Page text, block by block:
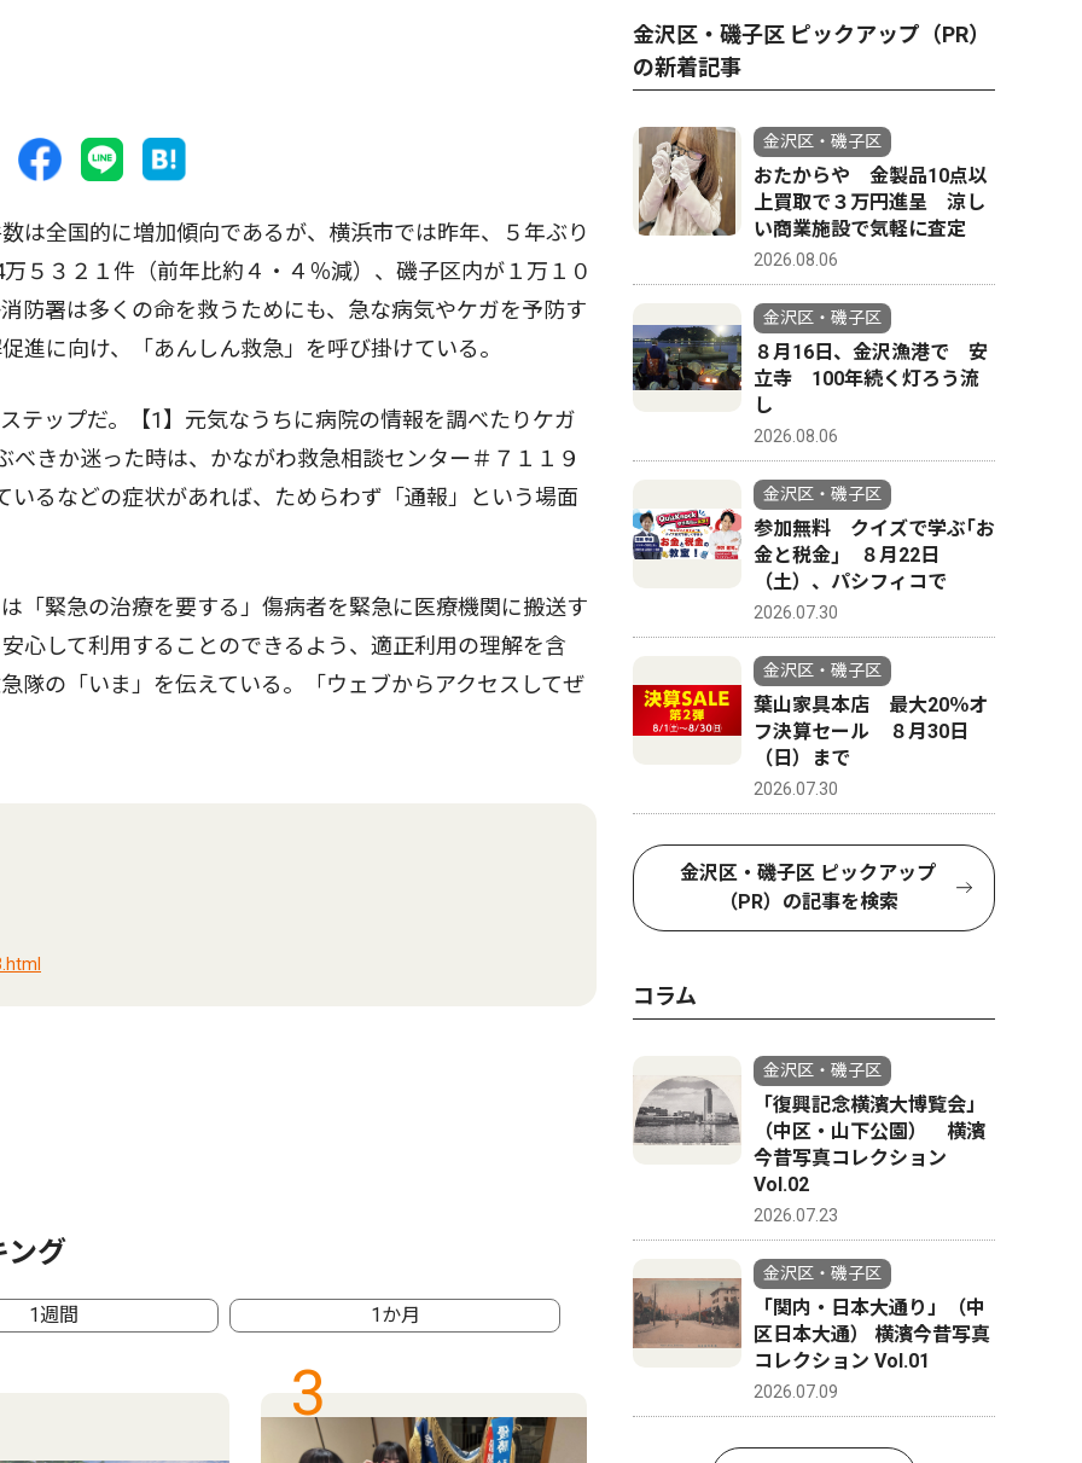
全国的に増加傾向であるが、横浜市では昨年、５年ぶり
５３２１件（前年比約４・４％減）、磯子区内が１万１０
防署は多くの命を救うためにも、急な病気やケガを予防す
進に向け、「あんしん救急」を呼び掛けている。
ップだ。【1】元気なうちに病院の情報を調べたりケガ
きか迷った時は、かながわ救急相談センター＃７１１９
るなどの症状があれば、ためらわず「通報」という場面
緊急の治療を要する」傷病者を緊急に医療機関に搬送す
心して利用することのできるよう、適正利用の理解を含
隊の「いま」を伝えている。「ウェブからアクセスしてぜ
ング
1週間 1か月
3
金沢区・磯子区 ピックアップ（PR）
の新着記事
金沢区・磯子区
おたからや 金製品10点以
上買取で３万円進呈 涼し
い商業施設で気軽に査定
2026.08.06
金沢区・磯子区
８月16日、金沢漁港で 安
立寺 100年続く灯ろう流
し
2026.08.06
金沢区・磯子区
参加無料 クイズで学ぶ｢お
金と税金｣ ８月22日
（土）、パシフィコで
2026.07.30
金沢区・磯子区
葉山家具本店 最大20％オ
フ決算セール ８月30日
（日）まで
2026.07.30
金沢区・磯子区 ピックアップ
（PR）の記事を検索
コラム
金沢区・磯子区
「復興記念横濱大博覧会」
（中区・山下公園） 横濱
今昔写真コレクション
Vol.02
2026.07.23
金沢区・磯子区
「関内・日本大通り」（中
区日本大通） 横濱今昔写真
コレクション Vol.01
2026.07.09